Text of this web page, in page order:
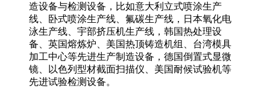
造设备与检测设备，比如意大利立式喷涂生产
线、卧式喷涂生产线、氟碳生产线，日本氧化电
泳生产线、宇部挤压机生产线，韩国热处理设
备、英国熔炼炉、美国热顶铸造机组、台湾模具
加工中心等先进生产制造设备，德国倒置式显微
镜、以色列型材截面扫描仪、美国耐候试验机等
先进试验检测设备。